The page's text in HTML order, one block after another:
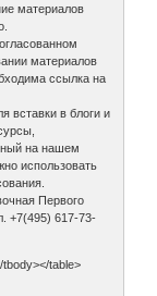
материалов
материалов
ссылка на
вставки в блоги и
на нашем
использовать
Первого
+7(495) 617-73-
tbody></table>